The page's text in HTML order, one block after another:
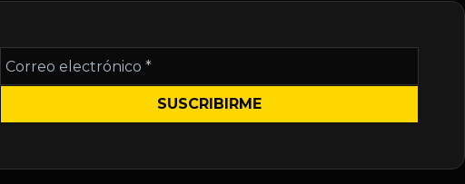
Correo
electrónico
*